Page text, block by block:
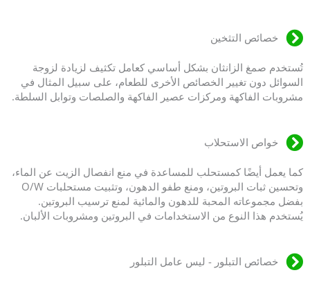
خصائص التثخين
تُستخدم صمغ الزانثان بشكل أساسي كعامل تكثيف لزيادة لزوجة
السوائل دون تغيير الخصائص الأخرى للطعام، على سبيل المثال في
مشروبات الفاكهة ومركزات عصير الفاكهة والصلصات وتوابل السلطة.
خواص الاستحلاب
كما يعمل أيضًا كمستحلب للمساعدة في منع انفصال الزيت عن الماء،
وتحسين ثبات البروتين، ومنع طفو الدهون، وتثبيت مستحلبات O/W
بفضل مجموعاته المحبة للدهون والمائية لمنع ترسيب البروتين.
يُستخدم هذا النوع من الاستخدامات في البروتين ومشروبات الألبان.
خصائص التبلور - ليس عامل التبلور